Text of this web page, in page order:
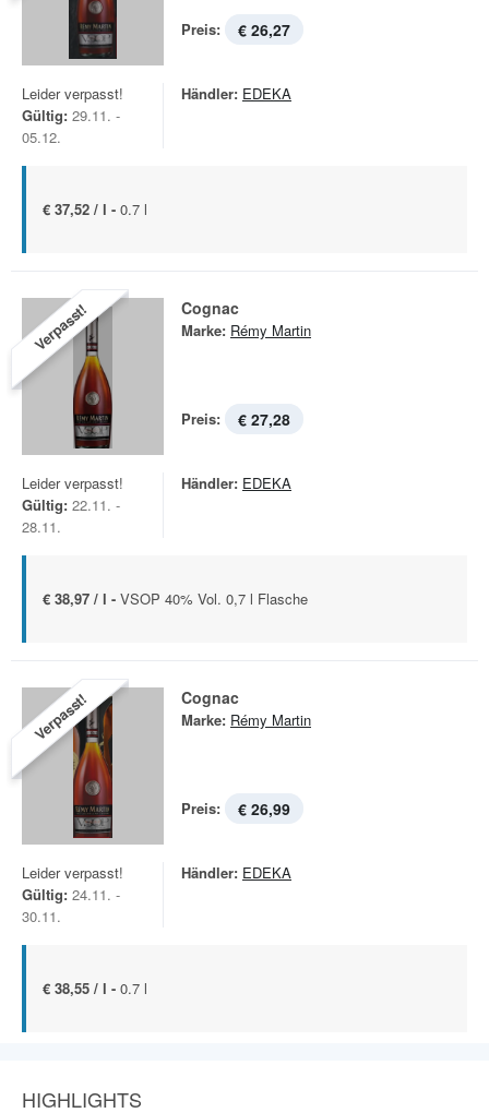
Preis: € 26,27
Leider verpasst!
Gültig: 29.11. -
05.12.
Händler: EDEKA
€ 37,52 / l - 0.7 l
Verpasst! Cognac
Marke: Rémy Martin
Preis: € 27,28
Leider verpasst!
Gültig: 22.11. -
28.11.
Händler: EDEKA
€ 38,97 / l - VSOP 40% Vol. 0,7 l Flasche
Verpasst! Cognac
Marke: Rémy Martin
Preis: € 26,99
Leider verpasst!
Gültig: 24.11. -
30.11.
Händler: EDEKA
€ 38,55 / l - 0.7 l
HIGHLIGHTS